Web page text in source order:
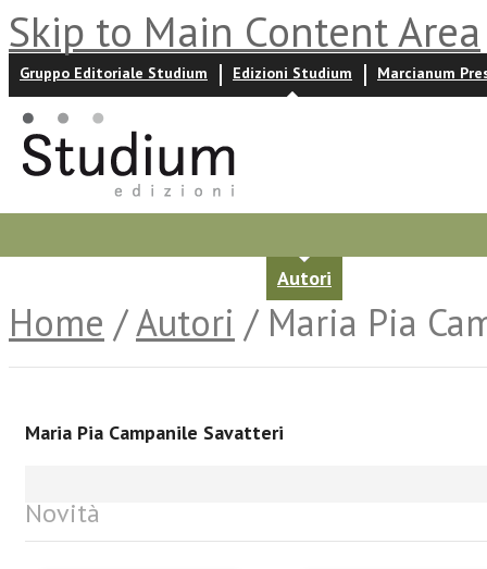
Skip to Main Content Area
Gruppo Editoriale Studium Edizioni Studium Marcianum
Autori
Home /Autori / Maria Pia
Maria Pia Campanile Savatteri
Novità